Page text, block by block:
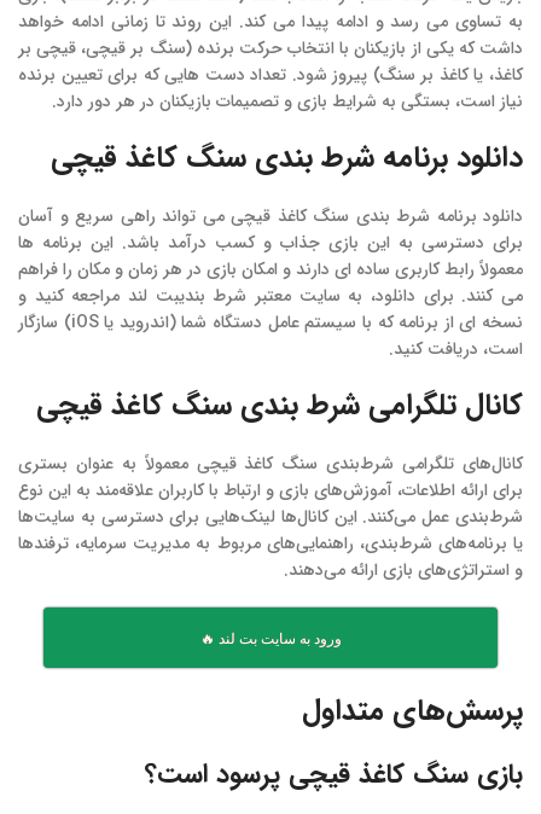
به تساوی می‌ رسد و ادامه پیدا می‌ کند. این روند تا زمانی ادامه خواهد
داشت که یکی از بازیکنان با انتخاب حرکت برنده (سنگ بر قیچی، قیچی بر
کاغذ، یا کاغذ بر سنگ) پیروز شود. تعداد دست‌ هایی که برای تعیین برنده
نیاز است، بستگی به شرایط بازی و تصمیمات بازیکنان در هر دور دارد.
دانلود برنامه شرط بندی سنگ کاغذ قیچی
دانلود برنامه شرط بندی سنگ کاغذ قیچی می‌ تواند راهی سریع و آسان
برای دسترسی به این بازی جذاب و کسب درآمد باشد. این برنامه‌ ها
معمولاً رابط کاربری ساده‌ ای دارند و امکان بازی در هر زمان و مکان را فراهم
می‌ کنند. برای دانلود، به سایت‌ معتبر شرط بندیبت لند مراجعه کنید و
نسخه‌ ای از برنامه که با سیستم عامل دستگاه شما (اندروید یا iOS) سازگار
است، دریافت کنید.
کانال تلگرامی شرط بندی سنگ کاغذ قیچی
کانال‌های تلگرامی شرط‌بندی سنگ کاغذ قیچی معمولاً به عنوان بستری
برای ارائه اطلاعات، آموزش‌های بازی و ارتباط با کاربران علاقه‌مند به این نوع
شرط‌بندی عمل می‌کنند. این کانال‌ها لینک‌هایی برای دسترسی به سایت‌ها
یا برنامه‌های شرط‌بندی، راهنمایی‌های مربوط به مدیریت سرمایه، ترفندها
و استراتژی‌های بازی ارائه می‌دهند.
ورود به سایت بت لند 🔥
پرسش‌های متداول
بازی سنگ کاغذ قیچی پرسود است؟